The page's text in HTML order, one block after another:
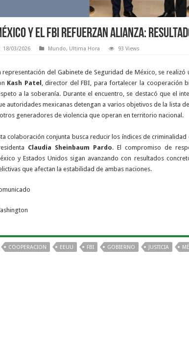
y el FBI refuerzan alianza:
18/03/2026 Mundo, Ultima Hora 93 Views
representación del Gabinete de Seguridad de México, se
Kash Patel , director del FBI, para fortalecer la cooperación
a la soberanía. Durante el encuentro, se destacó que el
autoridades mexicanas detengan a varios objetivos de la lista
generadores de violencia que operan en territorio nacional.
colaboración conjunta busca reducir los índices de
Claudia Sheinbaum Pardo. El compromiso de
y Estados Unidos sigan avanzando con resultados
que afectan la estabilidad de ambas naciones.
COOPERACION EEUU FBI GOBIERNO JUSTICIA